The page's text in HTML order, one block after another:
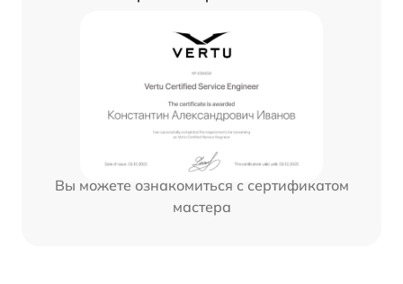
Вы можете ознакомиться с сертификатом
мастера